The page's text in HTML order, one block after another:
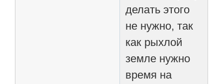
делать этого
не нужно, так
как рыхлой
земле нужно
время на